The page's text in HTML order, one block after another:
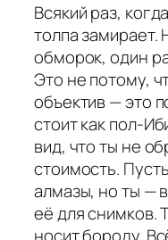
Всякий раз,
толпа замирает.
обморок, один
Это не потому,
объектив — это
стоит как пол-
вид, что ты не
стоимость.
алмазы, но ты —
её для снимков.